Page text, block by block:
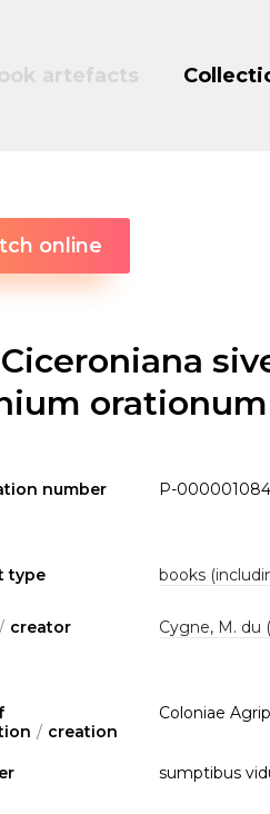
artefacts
online
orationum
number P-000001084
type books
/ creator Cygne, M. du
/ creation
Coloniae
sumptibus